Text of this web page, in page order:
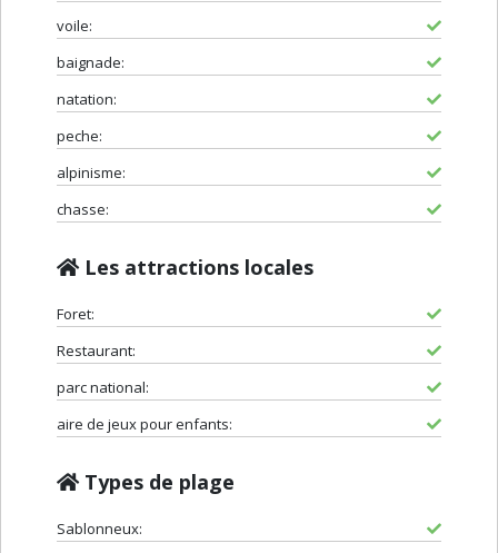
voile:
baignade:
natation:
peche:
alpinisme:
chasse:
Les attractions locales
Foret:
Restaurant:
parc national:
aire de jeux pour enfants:
Types de plage
Sablonneux: